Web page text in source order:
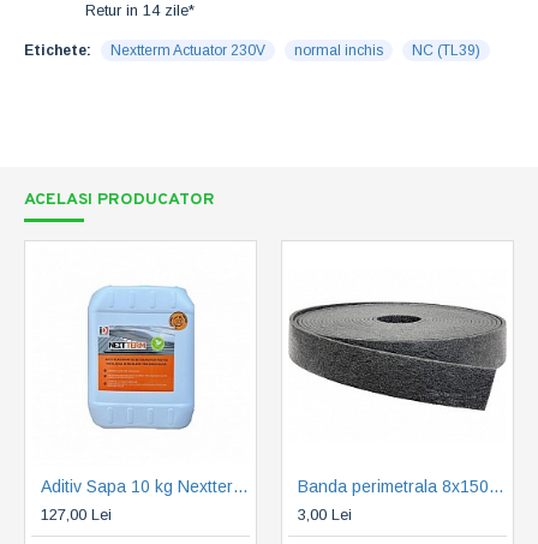
Retur in 14 zile*
Etichete: Nextterm Actuator 230V normal inchis NC (TL39)
ACELASI PRODUCATOR
Aditiv Sapa 10 kg Nextterm (ADS 10)
127,00 Lei
Banda perimetrala 8x150 mm Nextterm (BP 25)
3,00 Lei